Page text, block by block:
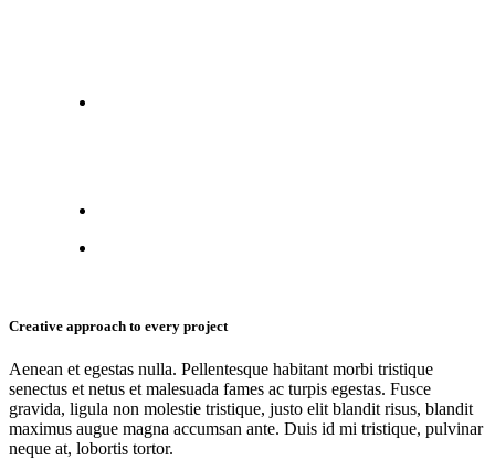
Creative approach to every project
Aenean et egestas nulla. Pellentesque habitant morbi tristique
senectus et netus et malesuada fames ac turpis egestas. Fusce
gravida, ligula non molestie tristique, justo elit blandit risus, blandit
maximus augue magna accumsan ante. Duis id mi tristique, pulvinar
neque at, lobortis tortor.